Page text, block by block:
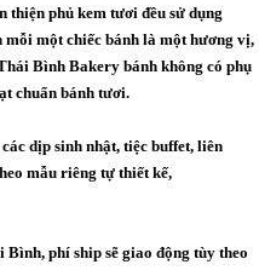
thiện phủ kem tươi đều sử dụng
mỗi một chiếc bánh là một hương vị,
Bình Bakery bánh không có phụ
chuẩn bánh tươi.
dịp sinh nhật, tiệc buffet, liên
mẫu riêng tự thiết kế,
phí ship sẽ giao động tùy theo